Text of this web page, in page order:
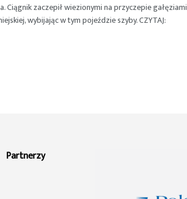
Ciągnik zaczepił wiezionymi na przyczepie gałęziami
wybijając w tym pojeździe szyby. CZYTAJ:
Partnerzy